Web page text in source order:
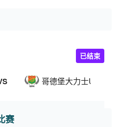
哥德堡大力士U21
已结束
赛